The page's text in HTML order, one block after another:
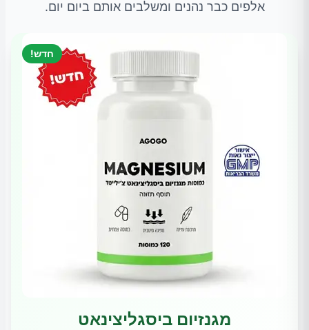
אלפים כבר נהנים ומשלבים אותם ביום יום.
חדש!
מגנזיום ביסגליצינאט